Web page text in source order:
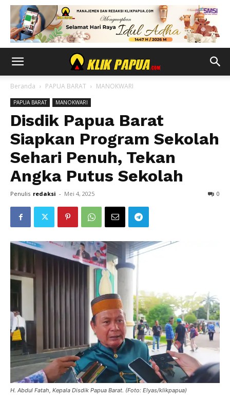
Beranda PAPUA BARAT MANOKWARI
PAPUA BARAT MANOKWARI
Disdik Papua Barat
Siapkan Program Sekolah
Sehari Penuh, Tekan
Angka Putus Sekolah
Penulis redaksi - Mei 4, 2025 0
H. Abdul Fatah, Kepala Disdik Papua Barat. (Foto: Elyas/klikpapua)